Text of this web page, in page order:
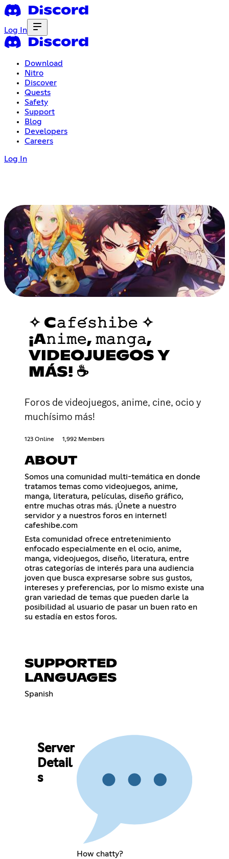
Log In
Download
Nitro
Discover
Quests
Safety
Support
Blog
Developers
Careers
Log In
✧ C𝚊𝚏𝚎́𝚜𝚑𝚒𝚋𝚎 ✧
¡A𝚗𝚒𝚖𝚎, 𝚖𝚊𝚗𝚐𝚊,
VIDEOJUEGOS Y
MÁS! ☕
Foros de videojuegos, anime, cine, ocio y
muchísimo más!
123 Online 1,992 Members
ABOUT
Somos una comunidad multi-temática en donde
tratamos temas como videojuegos, anime,
manga, literatura, películas, diseño gráfico,
entre muchas otras más. ¡Únete a nuestro
servidor y a nuestros foros en internet!
cafeshibe.com
Esta comunidad ofrece entretenimiento
enfocado especialmente en el ocio, anime,
manga, videojuegos, diseño, literatura, entre
otras categorías de interés para una audiencia
joven que busca expresarse sobre sus gustos,
intereses y preferencias, por lo mismo existe una
gran variedad de temas que pueden darle la
posibilidad al usuario de pasar un buen rato en
su estadía en estos foros.
SUPPORTED
LANGUAGES
Spanish
Server
Detail
s
How chatty?